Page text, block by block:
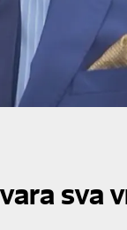
sva